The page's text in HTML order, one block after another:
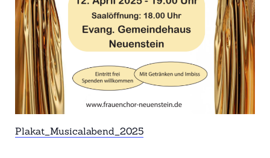
Plakat_Musicalabend_2025